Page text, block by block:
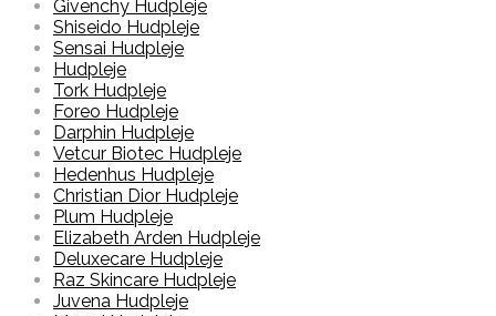
Givenchy Hudpleje
Shiseido Hudpleje
Sensai Hudpleje
Hudpleje
Tork Hudpleje
Foreo Hudpleje
Darphin Hudpleje
Vetcur Biotec Hudpleje
Hedenhus Hudpleje
Christian Dior Hudpleje
Plum Hudpleje
Elizabeth Arden Hudpleje
Deluxecare Hudpleje
Raz Skincare Hudpleje
Juvena Hudpleje